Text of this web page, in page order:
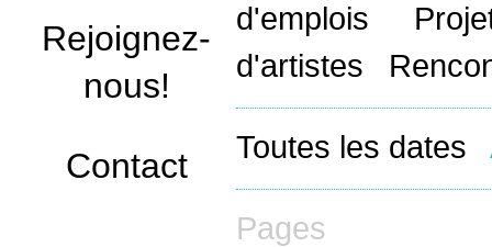
Rejoignez-
nous!
Contact
d'emplois
d'artistes
Toutes les dates
Pages